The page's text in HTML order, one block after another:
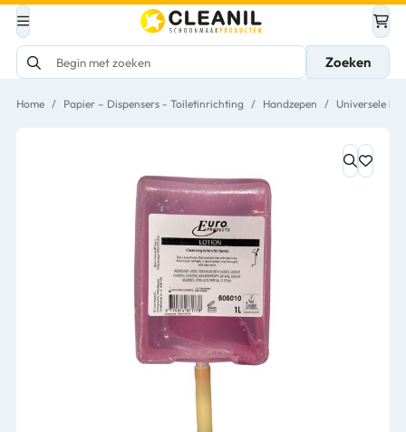
Zoeken
Home / Papier – Dispensers - Toiletinrichting / Handzepen / Universele